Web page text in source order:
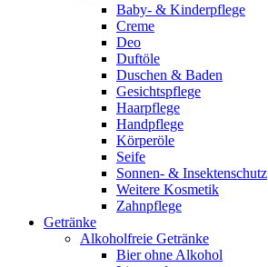
Baby- & Kinderpflege
Creme
Deo
Duftöle
Duschen & Baden
Gesichtspflege
Haarpflege
Handpflege
Körperöle
Seife
Sonnen- & Insektenschutz
Weitere Kosmetik
Zahnpflege
Getränke
Alkoholfreie Getränke
Bier ohne Alkohol